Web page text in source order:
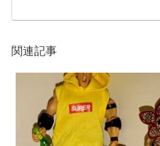
関連記事